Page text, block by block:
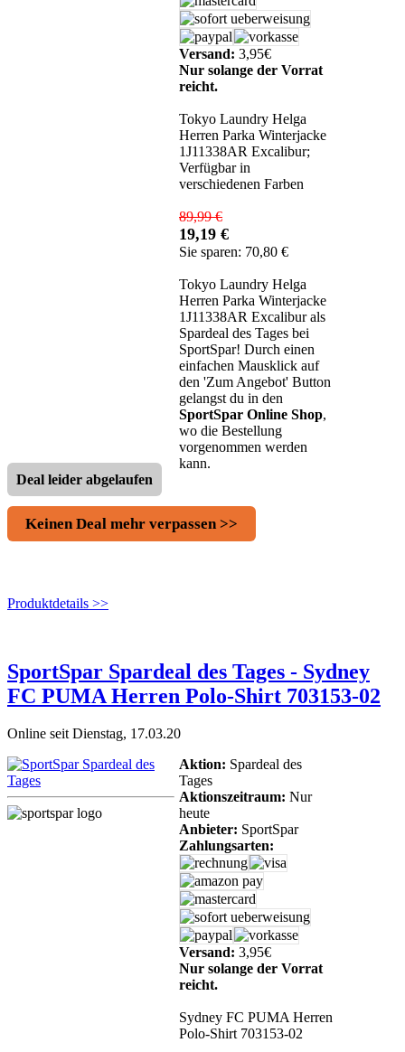
Versand: 3,95€
Nur solange der Vorrat
reicht.
Tokyo Laundry Helga
Herren Parka Winterjacke
1J11338AR Excalibur;
Verfügbar in
verschiedenen Farben
89,99 €
19,19 €
Sie sparen: 70,80 €
Tokyo Laundry Helga
Herren Parka Winterjacke
1J11338AR Excalibur als
Spardeal des Tages bei
SportSpar! Durch einen
einfachen Mausklick auf
den 'Zum Angebot' Button
gelangst du in den
SportSpar Online Shop,
wo die Bestellung
vorgenommen werden
kann.
Deal leider abgelaufen
Keinen Deal mehr verpassen >>
Produktdetails >>
SportSpar Spardeal des Tages - Sydney
FC PUMA Herren Polo-Shirt 703153-02
Online seit Dienstag, 17.03.20
Aktion: Spardeal des
Tages
Aktionszeitraum: Nur
heute
Anbieter: SportSpar
Zahlungsarten:
Versand: 3,95€
Nur solange der Vorrat
reicht.
Sydney FC PUMA Herren
Polo-Shirt 703153-02